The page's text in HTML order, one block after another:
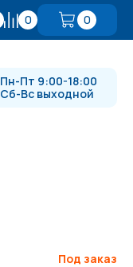
0 0
Пн-Пт 9:00-18:00
Сб-Вс выходной
Под заказ